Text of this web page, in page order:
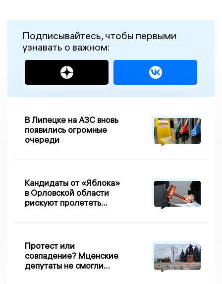
Подписывайтесь, чтобы первыми
узнавать о важном:
В Липецке на АЗС вновь
появились огромные
очереди
Кандидаты от «Яблока»
в Орловской области
рискуют пролететь
Протест или
совпадение? Мценские
депутаты не смогли